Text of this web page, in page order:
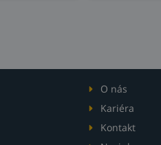
O nás
Kariéra
Kontakt